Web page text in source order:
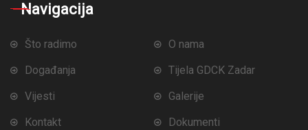
Navigacija
Što radimo
O nama
Događanja
Tijela GDCK Zadar
Vijesti
Galerije
Kontakt
Dokumenti